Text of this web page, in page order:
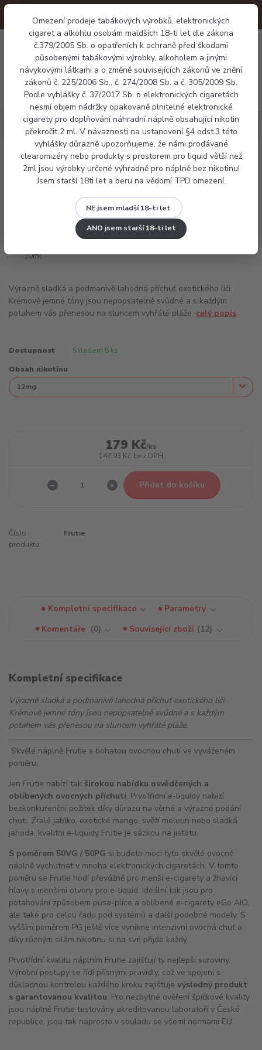
Omezení prodeje tabákových výrobků, elektronických
cigaret a alkohlu osobám maldších 18-ti let dle zákona
č.379/2005 Sb. o opatřeních k ochraně před škodami
působenými tabákovými výrobky, alkoholem a jinými
návykovými látkami a o změně souvisejících zákonů ve znění
zákonů č. 225/2006 Sb., č. 274/2008 Sb. a č. 305/2009 Sb.
Podle vyhlášky č. 37/2017 Sb. o elektronických cigaretách
nesmí objem nádržky opakovaně plnitelné elektronické
cigarety pro doplňování náhradní náplně obsahující nikotin
překročit 2 ml. V návaznosti na ustanovení §4 odst.3 této
vyhlášky důrazně upozorňujeme, že námi prodávané
clearomizéry nebo produkty s prostorem pro liquid větší než
2ml jsou výrobky určené výhradně pro náplně bez nikotinu!
Jsem starší 18ti let a beru na vědomí TPD omezení.
NE jsem mladší 18-ti let
ANO jsem starší 18-ti let
Menu
0 Kč
Náplně Frutie Liči 10ml
Frutie Liči 10ml
Výrazně sladká a podmanivě lahodná příchuť exotického liči.
Krémově jemné tóny jsou nepopsatelně svůdné a s každým
potahem vás přenesou na sluncem vyhřáté pláže. celý popis
Dostupnost Skladem 5 ks
Obsah nikotinu
179 Kč/ks
147,93 Kč bez DPH
Přidat do košíku
Číslo
produktu:
Frutie
Kompletní specifikace
Parametry
Komentáře
0 Související zboží 12
Kompletní specifikace
Výrazně sladká a podmanivě lahodná příchuť exotického liči.
Krémově jemné tóny jsou nepopsatelně svůdné a s každým
potahem vás přenesou na sluncem vyhřáté pláže.
Skvělé náplně Frutie s bohatou ovocnou chutí ve vyváženém
poměru.
Jen Frutie nabízí tak širokou nabídku osvědčených a
oblíbených ovocných příchutí. Prvotřídní e-liquidy nabízí
bezkonkurenční požitek díky důrazu na věrné a výrazné podání
chuti. Zralé jablko, exotické mango, svěží meloun nebo sladká
jahoda, kvalitní e-liquidy Frutie je sázkou na jistotu.
S poměrem 50VG / 50PG si budete moci tyto skvělé ovocné
náplně vychutnat v mnoha elektronických cigaretách. V tomto
poměru se Frutie hodí převážně pro menší e-cigarety a žhavící
hlavy s menšími otvory pro e-liquid. Ideální tak jsou pro
potahování způsobem pusa-plíce a oblíbené e-cigarety eGo AIO,
ale také pro celou řadu pod systémů a další podobné modely. S
vyšším poměrem PG ještě více vynikne intenzivní ovocná chuť a
díky různým silám nikotinu si na své přijde každý.
Prvotřídní kvalitu náplním Frutie zajišťují ty nejlepší suroviny.
Výrobní postupy se řídí přísnými pravidly, což ve spojení s
důkladnou kontrolou každého kroku zajišťuje výsledný produkt
s garantovanou kvalitou. Pro nezbytné ověření špičkové kvality
jsou náplně Frutie testovány akreditovanou laboratoří v České
republice, jsou tak naprosto v souladu se všemi normami EU.